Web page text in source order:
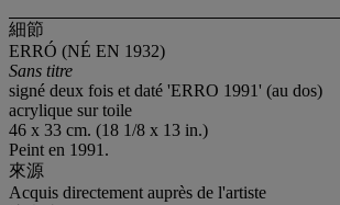
細節
ERRÓ (NÉ EN 1932)
Sans titre
signé deux fois et daté 'ERRO 1991' (au dos)
acrylique sur toile
46 x 33 cm. (18 1/8 x 13 in.)
Peint en 1991.
來源
Acquis directement auprès de l'artiste